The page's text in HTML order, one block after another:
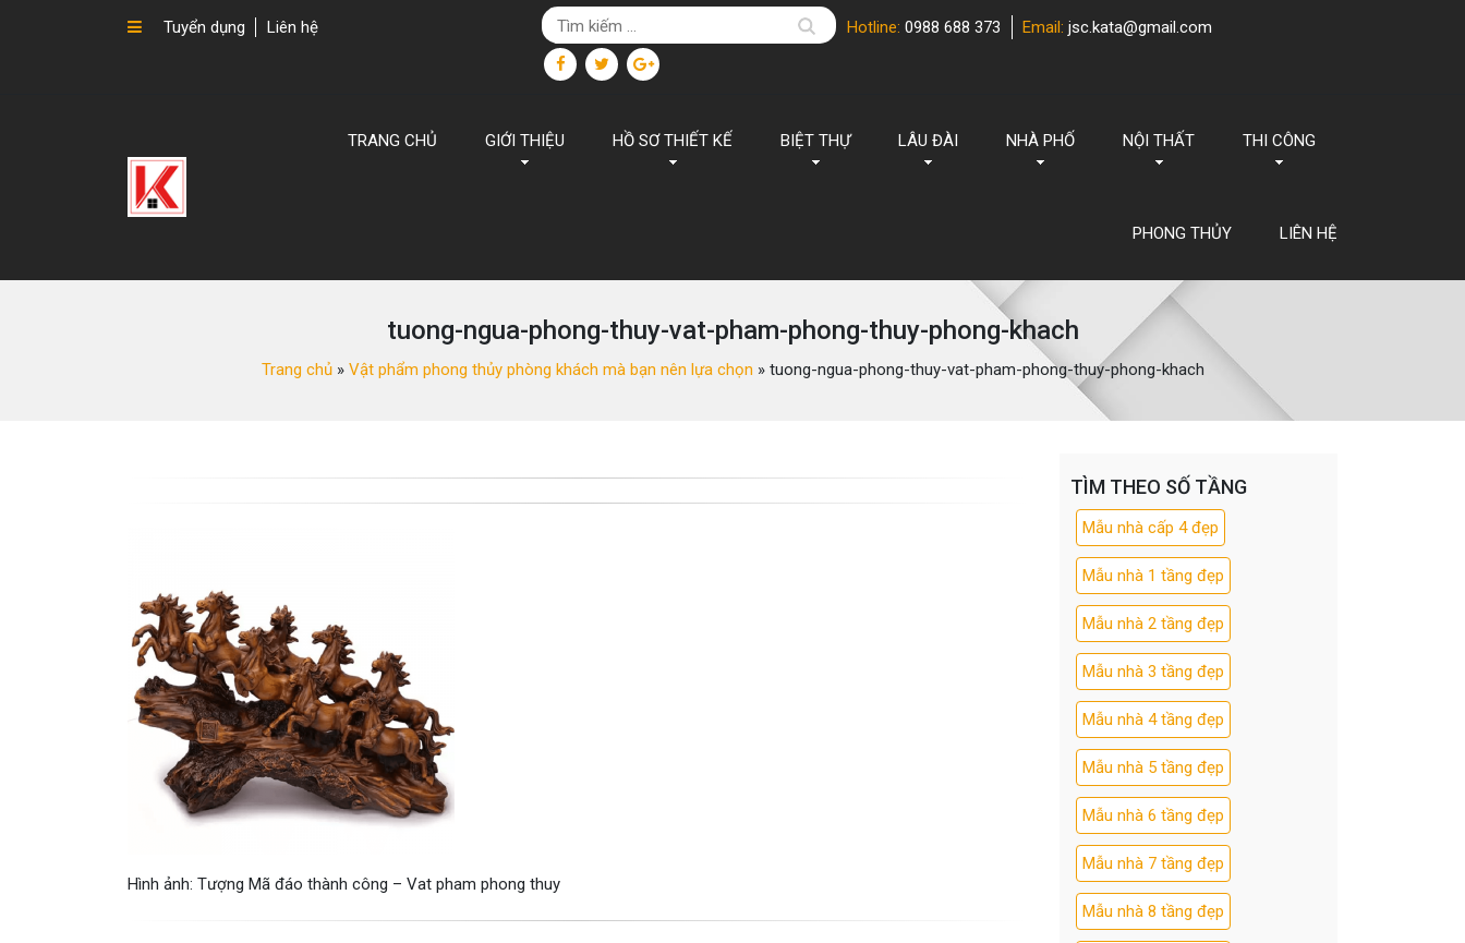
Tuyển dụng Liên hệ Hotline: 0988 688 373 Email: jsc.kata@gmail.com
TRANG CHỦ GIỚI THIỆU HỒ SƠ THIẾT KẾ BIỆT THỰ LÂU ĐÀI NHÀ PHỐ NỘI THẤT THI CÔNG
PHONG THỦY LIÊN HỆ
tuong-ngua-phong-thuy-vat-pham-phong-thuy-phong-khach
Trang chủ» Vật phẩm phong thủy phòng khách mà bạn nên lựa chọn » tuong-ngua-phong-thuy-vat-pham-phong-thuy-phong-khach
Hình ảnh: Tượng Mã đáo thành công – Vat pham phong thuy
TÌM THEO SỐ TẦNG
Mẫu nhà cấp 4 đẹp
Mẫu nhà 1 tầng đẹp
Mẫu nhà 2 tầng đẹp
Mẫu nhà 3 tầng đẹp
Mẫu nhà 4 tầng đẹp
Mẫu nhà 5 tầng đẹp
Mẫu nhà 6 tầng đẹp
Mẫu nhà 7 tầng đẹp
Mẫu nhà 8 tầng đẹp